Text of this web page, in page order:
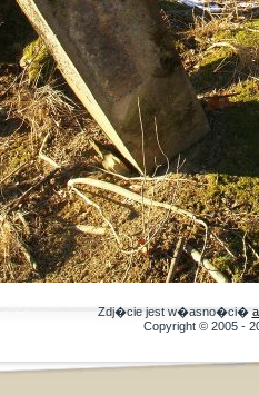
Zdj�cie jest w�asno�ci�
Copyright © 2005 -